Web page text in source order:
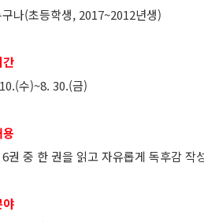
나(초등학생, 2017~2012년생)
수)~8. 30.(금)
권 중 한 권을 읽고 자유롭게 독후감 작